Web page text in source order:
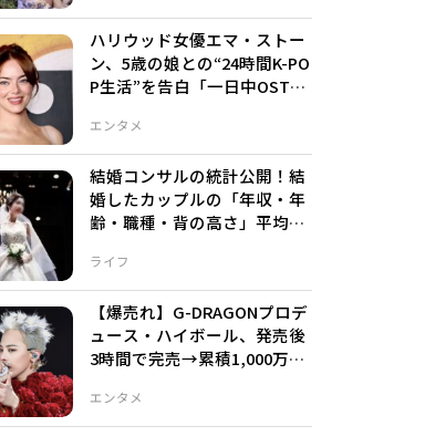
エンタメ
ハリウッド女優エマ・ストー
ン、5歳の娘との“24時間K-PO
P生活”を告白「一日中OST三
ライフ
結婚コンサルの統計公開！結
婚したカップルの「年収・年
齢・職種・背の高さ」平均値
エンタメ
【爆売れ】G-DRAGONプロデ
ュース・ハイボール、発売後
3時間で完売→累積1,000万缶